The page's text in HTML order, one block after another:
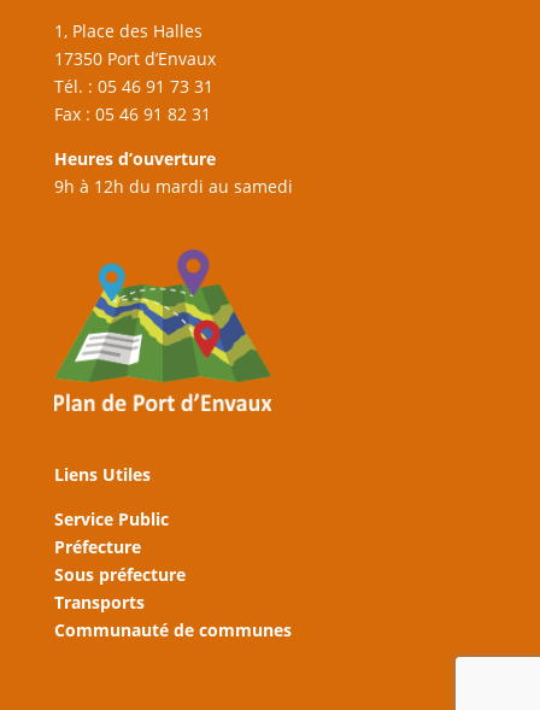
1, Place des Halles
17350 Port d’Envaux
Tél. : 05 46 91 73 31
Fax : 05 46 91 82 31
Heures d’ouverture
9h à 12h du mardi au samedi
Liens Utiles
Service Public
Préfecture
Sous préfecture
Transports
Communauté de communes